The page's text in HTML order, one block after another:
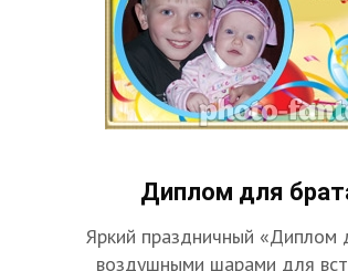
Диплом для
Яркий праздничный «Диплом
воздушными шарами для